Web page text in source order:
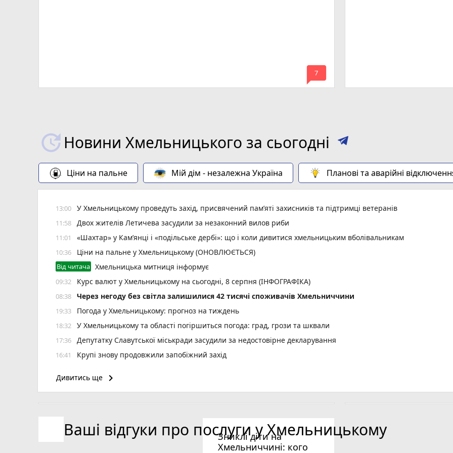
mode_comment
7
Новини Хмельницького за сьогодні
Ціни на пальне Мій дім - незалежна Україна Планові та аварійні
13:00 У Хмельницькому проведуть захід, присвячений пам’яті захисників та підтримці ветеранів
11:58 Двох жителів Летичева засудили за незаконний вилов риби
11:01 «Шахтар» у Камʼянці і «подільське дербі»: що і коли дивитися хмельницьким вболівальникам
10:36 Ціни на пальне у Хмельницькому (ОНОВЛЮЄТЬСЯ)
Від читача Хмельницька митниця інформує
09:32 Курс валют у Хмельницькому на сьогодні, 8 серпня (ІНФОГРАФІКА)
08:38 Через негоду без світла залишилися 42 тисячі споживачів Хмельниччини
19:33 Погода у Хмельницькому: прогноз на тиждень
18:32 У Хмельницькому та області погіршиться погода: град, грози та шквали
17:36 Депутатку Славутської міськради засудили за недостовірне декларування
16:41 Крупі знову продовжили запобіжний захід
реклама)
14:19 Частина Виставки майже добу буде без води
Дивитись ще keyboard_arrow_right
Зниклі діти на
Хмельниччині: кого
Ваші відгуки про послуги у Хмельницькому